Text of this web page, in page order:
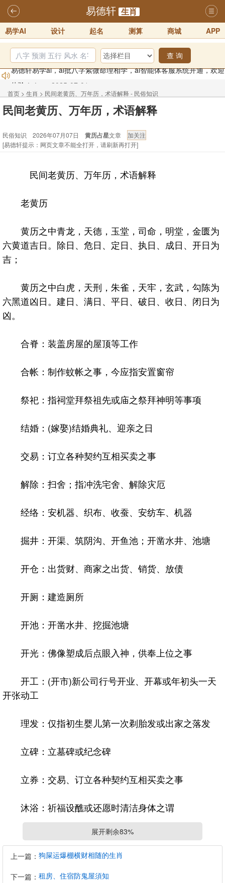
易德轩 生肖
易学AI 设计 起名 测算 商城 APP
查 询
易德轩易学ai，ai批八字紫微命理相学，ai智能体客服系统开通，欢迎
体验！！
2025-07-01
易德轩网重构及升能完成，欢迎大家来体验新程序及感觉！！
2025-07-01
订！！
2025-10-01
2025-10-12
易德轩通告：本网站易德轩商标及LOGO注册声明
首页 > 生肖 > 民间老黄历、万年历，术语解释 - 民俗知识
民间老黄历、万年历，术语解释
民俗知识 2026年07月07日 黄历占星文章
[易德轩提示：网页文章不能全打开，请刷新再打开]
民间老黄历、万年历，术语解释
老黄历
黄历之中青龙，天德，玉堂，司命，明堂，金匮为
六黄道吉日。除日、危日、定日、执日、成日、开日为
吉；
黄历之中白虎，天刑，朱雀，天牢，玄武，勾陈为
六黑道凶日。建日、满日、平日、破日、收日、闭日为
凶。
合脊：装盖房屋的屋顶等工作
合帐：制作蚊帐之事，今应指安置窗帘
祭祀：指祠堂拜祭祖先或庙之祭拜神明等事项
结婚：(嫁娶)结婚典礼、迎亲之日
交易：订立各种契约互相买卖之事
解除：扫舍；指冲洗宅舍、解除灾厄
经络：安机器、织布、收蚕、安纺车、机器
掘井：开渠、筑阴沟、开鱼池；开凿水井、池塘
开仓：出货财、商家之出货、销货、放债
开厕：建造厕所
开池：开凿水井、挖掘池塘
开光：佛像塑成后点眼入神，供奉上位之事
开工：(开市)新公司行号开业、开幕或年初头一天
开张动工
理发：仅指初生婴儿第一次剃胎发或出家之落发
立碑：立墓碑或纪念碑
立券：交易、订立各种契约互相买卖之事
沐浴：祈福设醮或还愿时清洁身体之谓
纳财：五谷入仓，商贵之置货收租、收帐、讨债、
借款购屋、贷款…等
订婚：(纳采)同结婚姻，收授聘金。俗称：订婚、
展开剩余83%
上一篇： 狗屎运爆棚横财相随的生肖
下一篇： 租房、住宿防鬼屋須知